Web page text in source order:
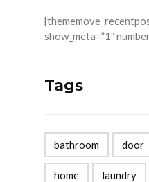
show_meta=”1″
Tags
bathroom door
home laundry